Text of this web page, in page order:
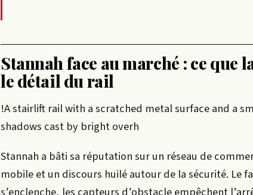
Stannah face au marché : ce que
le détail du rail
!A stairlift rail with a scratched metal surface and a
shadows cast by bright overh
Stannah a bâti sa réputation sur un réseau de
mobile et un discours huilé autour de la sécurité. Le